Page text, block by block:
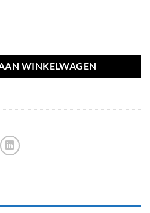
WINKELWAGEN